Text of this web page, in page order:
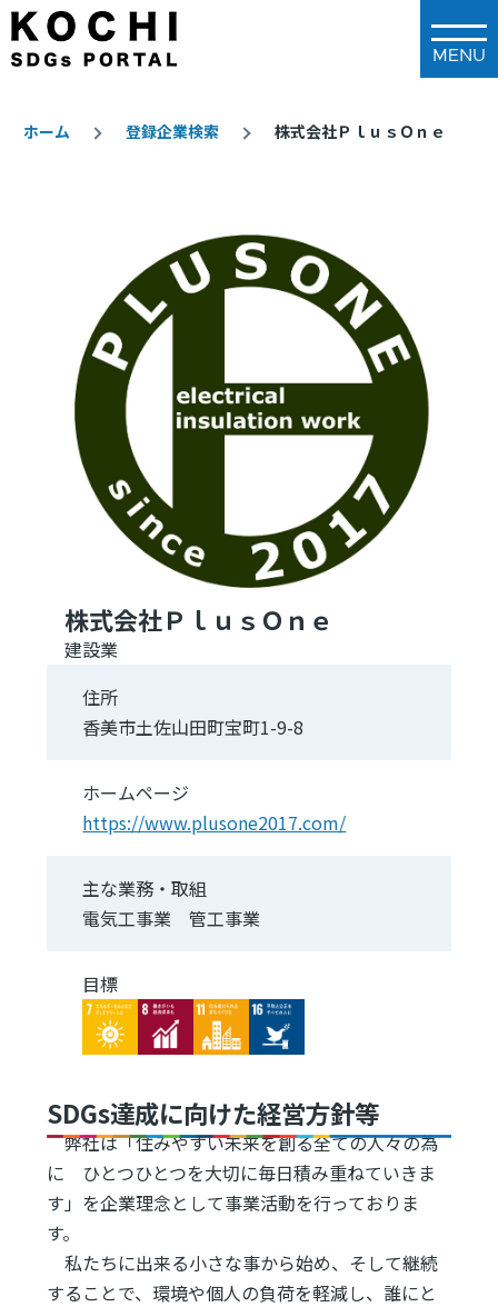
メインコンテンツに移動
ホーム 登録企業検索 株式会社ＰｌｕｓＯｎｅ
株式会社ＰｌｕｓＯｎｅ
建設業
住所
香美市土佐山田町宝町1-9-8
ホームページ
https://www.plusone2017.com/
主な業務・取組
電気工事業 管工事業
目標
Image Image Image Image
SDGs達成に向けた経営方針等
弊社は「住みやすい未来を創る全ての人々の為
に ひとつひとつを大切に毎日積み重ねていきま
す」を企業理念として事業活動を行っておりま
す。
私たちに出来る小さな事から始め、そして継続
することで、環境や個人の負荷を軽減し、誰にと